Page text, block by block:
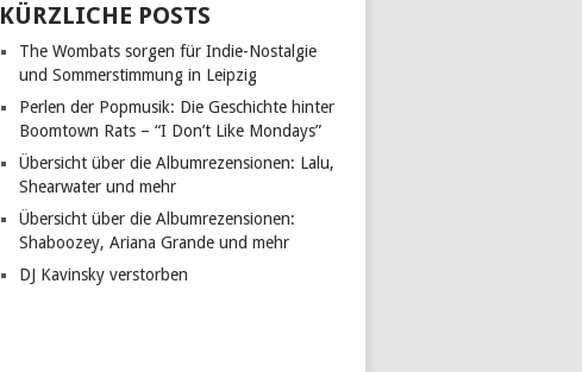
KÜRZLICHE POSTS
The Wombats sorgen für Indie-Nostalgie
und Sommerstimmung in Leipzig
Perlen der Popmusik: Die Geschichte hinter
Boomtown Rats – “I Don’t Like Mondays”
Übersicht über die Albumrezensionen: Lalu,
Shearwater und mehr
Übersicht über die Albumrezensionen:
Shaboozey, Ariana Grande und mehr
DJ Kavinsky verstorben